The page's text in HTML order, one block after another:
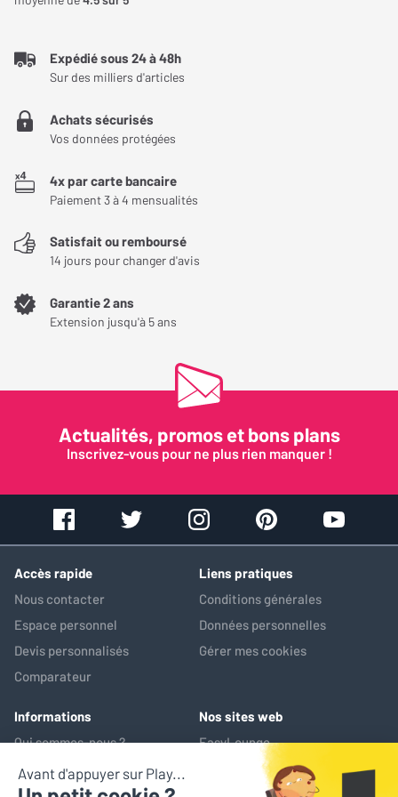
Acheteur certifié
Qualité de son
Esthétique
Qualité/Prix
Le raffinement du son délivré par cette cellule.
MP 200 cellule MM au son délicat et raffiné
mobile de premier prix à un son élégant et raffiné sans
préamplificateur supplémentaire.
J’ai installé le diamant de cette MP200 sur une cellule MP150
parfaitement compatible.
entre la MP150 et 200 est audible tout est mieux. Merci à
Easylounge pour la livraison rapide et les prix abordables lors du
black friday.
Je recommande le diamant et Easylounge.
Avez-vous trouvé cet avis utile ?
OUI (2)
Expédié sous 24 à 48h
Sur des milliers d'articles
Achats sécurisés
Vos données protégées
4x par carte bancaire
Paiement 3 à 4 mensualités
Satisfait ou remboursé
14 jours pour changer d'avis
Garantie 2 ans
Extension jusqu'à 5 ans
Actualités, promos et bons plans
Inscrivez-vous pour ne plus rien manquer !
Accès rapide
Nous contacter
Espace personnel
Devis personnalisés
Comparateur
Liens pratiques
Conditions générales
Données personnelles
Gérer mes cookies
Informations
Qui sommes-nous ?
Nos services
Service après-vente
Nos sites web
EasyLounge